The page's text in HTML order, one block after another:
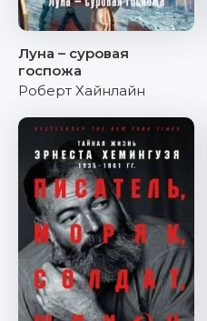
Луна – суровая
госпожа
Роберт Хайнлайн